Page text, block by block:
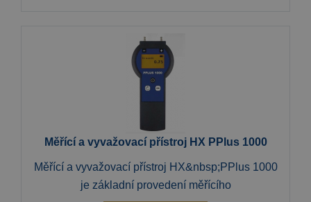
Měřící a vyvažovací přístroj HX PPlus 1000
Měřící a vyvažovací přístroj HX&nbsp;PPlus 1000
je základní provedení měřícího